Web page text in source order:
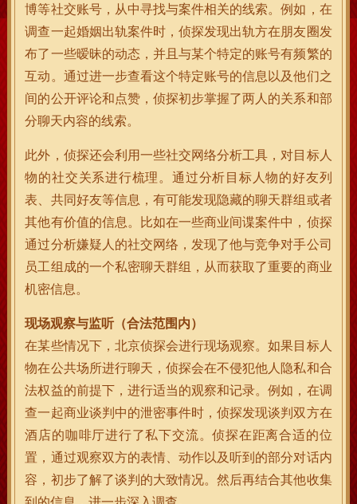
博等社交账号，从中寻找与案件相关的线索。例如，在
调查一起婚姻出轨案件时，侦探发现出轨方在朋友圈发
布了一些暧昧的动态，并且与某个特定的账号有频繁的
互动。通过进一步查看这个特定账号的信息以及他们之
间的公开评论和点赞，侦探初步掌握了两人的关系和部
分聊天内容的线索。
此外，侦探还会利用一些社交网络分析工具，对目标人
物的社交关系进行梳理。通过分析目标人物的好友列
表、共同好友等信息，有可能发现隐藏的聊天群组或者
其他有价值的信息。比如在一些商业间谍案件中，侦探
通过分析嫌疑人的社交网络，发现了他与竞争对手公司
员工组成的一个私密聊天群组，从而获取了重要的商业
机密信息。
现场观察与监听（合法范围内）
在某些情况下，北京侦探会进行现场观察。如果目标人
物在公共场所进行聊天，侦探会在不侵犯他人隐私和合
法权益的前提下，进行适当的观察和记录。例如，在调
查一起商业谈判中的泄密事件时，侦探发现谈判双方在
酒店的咖啡厅进行了私下交流。侦探在距离合适的位
置，通过观察双方的表情、动作以及听到的部分对话内
容，初步了解了谈判的大致情况。然后再结合其他收集